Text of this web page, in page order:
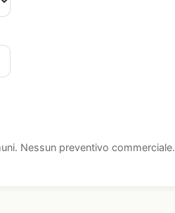
Nessun preventivo commerciale.